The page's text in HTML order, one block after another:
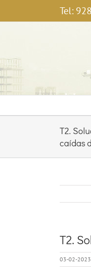
Tel:
T2.
caídas
T2.
03-02-2023